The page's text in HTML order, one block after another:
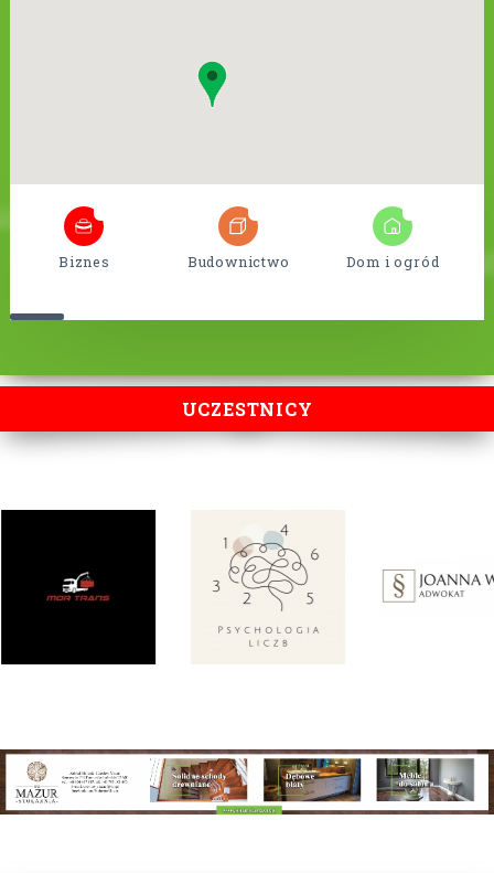
Biznes Budownictwo Dom i ogród
UCZESTNICY